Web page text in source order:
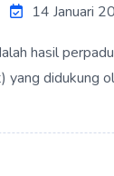
14 Januari
hasil
didukung